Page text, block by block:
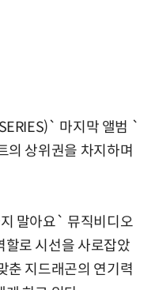
마지막 앨범 `
의 상위권을 차지하며
말아요` 뮤직비디오
할로 시선을 사로잡았
춘 지드래곤의 연기력